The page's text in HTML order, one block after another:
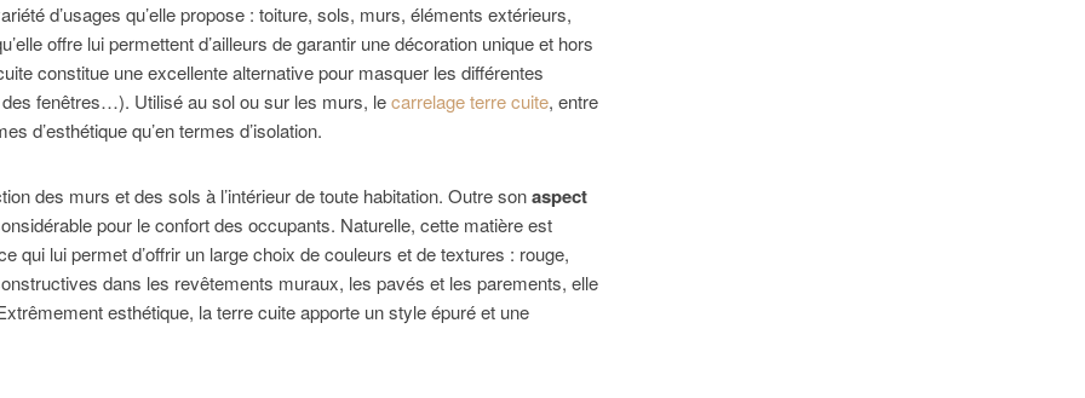
d’usages qu’elle propose : toiture, sols, murs, éléments extérieurs,
offre lui permettent d’ailleurs de garantir une décoration unique et hors
constitue une excellente alternative pour masquer les différentes
fenêtres…). Utilisé au sol ou sur les murs, lecarrelage terre cuite, entre
d’esthétique qu’en termes d’isolation.
des murs et des sols à l’intérieur de toute habitation. Outre sonaspect
pour le confort des occupants. Naturelle, cette matière est
qui lui permet d’offrir un large choix de couleurs et de textures : rouge,
dans les revêtements muraux, les pavés et les parements, elle
esthétique, la terre cuite apporte un style épuré et une